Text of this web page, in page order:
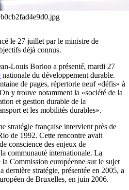
le 27 juillet par le ministre de
déjà connus.
Louis Borloo a présenté, mardi 27
nationale du développement durable.
de pages, répertorie neuf «défis» à
y trouve notamment la «société de la
et gestion durable de la
et les mobilités durables».
stratégie française intervient près de
de 1992. Cette rencontre avait
conscience des enjeux de
communauté internationale. La
la Commission européenne sur le sujet
dernière stratégie, présentée en 2005, a
de Bruxelles, en juin 2006.